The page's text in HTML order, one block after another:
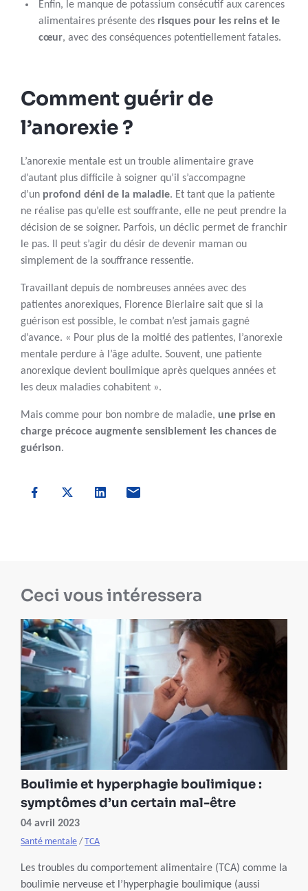
Enfin, le manque de potassium consécutif aux carences
alimentaires présente des risques pour les reins et le
cœur, avec des conséquences potentiellement fatales.
Comment guérir de
l’anorexie ?
L’anorexie mentale est un trouble alimentaire grave
d’autant plus difficile à soigner qu’il s’accompagne
d’un profond déni de la maladie. Et tant que la patiente
ne réalise pas qu’elle est souffrante, elle ne peut prendre la
décision de se soigner. Parfois, un déclic permet de franchir
le pas. Il peut s’agir du désir de devenir maman ou
simplement de la souffrance ressentie.
Travaillant depuis de nombreuses années avec des
patientes anorexiques, Florence Bierlaire sait que si la
guérison est possible, le combat n’est jamais gagné
d’avance. « Pour plus de la moitié des patientes, l’anorexie
mentale perdure à l’âge adulte. Souvent, une patiente
anorexique devient boulimique après quelques années et
les deux maladies cohabitent ».
Mais comme pour bon nombre de maladie, une prise en
charge précoce augmente sensiblement les chances de
guérison.
Ceci vous intéressera
Boulimie et hyperphagie boulimique :
symptômes d’un certain mal-être
04 avril 2023
Santé mentale / TCA
Les troubles du comportement alimentaire (TCA) comme la
boulimie nerveuse et l’hyperphagie boulimique (aussi